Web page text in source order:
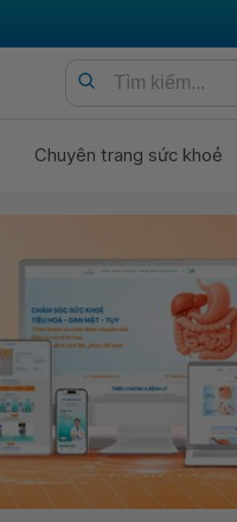
Chuyên trang sức khoẻ